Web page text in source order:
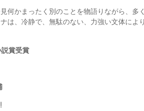
何かまったく別のことを物語りながら、
は、冷静で、無駄のない、力強い文体によ
賞受賞